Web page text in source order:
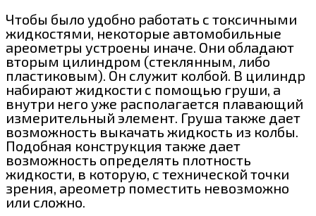
Чтобы было удобно работать с токсичными
жидкостями, некоторые автомобильные
ареометры устроены иначе. Они обладают
вторым цилиндром (стеклянным, либо
пластиковым). Он служит колбой. В цилиндр
набирают жидкости с помощью груши, а
внутри него уже располагается плавающий
измерительный элемент. Груша также дает
возможность выкачать жидкость из колбы.
Подобная конструкция также дает
возможность определять плотность
жидкости, в которую, с технической точки
зрения, ареометр поместить невозможно
или сложно.